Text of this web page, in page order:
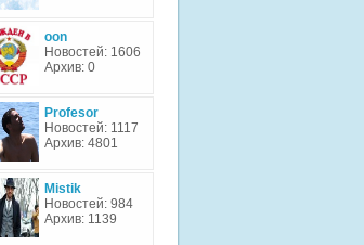
oon
Новостей: 1606
Архив: 0
Profesor
Новостей: 1117
Архив: 4801
Mistik
Новостей: 984
Архив: 1139